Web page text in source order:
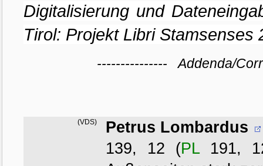
Digitalisierung und
Tirol: Projekt Libri Stamsenses
--------------- Addenda/
(VDS)
Petrus Lombardus
139, 12
(PL191,